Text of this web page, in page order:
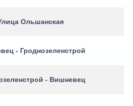
Ольшанская
- Гроднозеленстрой
- Вишневец